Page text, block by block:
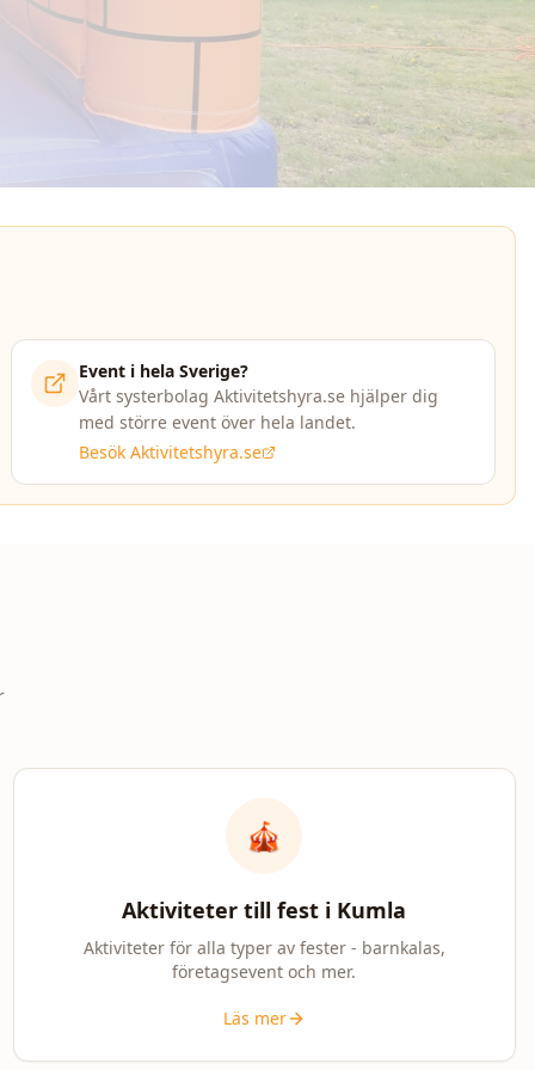
Event i hela Sverige?
Vårt systerbolag Aktivitetshyra.se hjälper dig
med större event över hela landet.
Besök Aktivitetshyra.se
🎪
Aktiviteter till fest i Kumla
Aktiviteter för alla typer av fester - barnkalas,
företagsevent och mer.
Läs mer